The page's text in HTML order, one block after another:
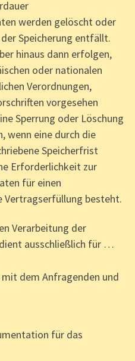
werden gelöscht oder
Speicherung entfällt.
hinaus dann erfolgen,
oder nationalen
Verordnungen,
vorgesehen
Sperrung oder Löschung
wenn eine durch die
Speicherfrist
Erforderlichkeit zur
für einen
Vertragserfüllung besteht.
Verarbeitung der
ausschließlich für …
dem Anfragenden und
für das